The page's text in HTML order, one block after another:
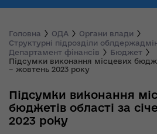
Головна ОДА
Органи влади
Структурні підрозділи
Департамент фінансів
Бюджет
Підсумки виконання місцевих
– жовтень 2023 року
Підсумки виконання
бюджетів області за
2023 року